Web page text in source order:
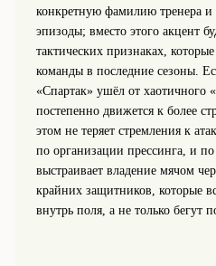
конкретную фамилию тренера и
эпизоды; вместо этого акцент
тактических признаках,
команды в последние сезоны.
«Спартак» ушёл от хаотичного
постепенно движется к более
этом не теряет стремления к
по организации прессинга, и
выстраивает владение мячом
крайних защитников, которые
внутрь поля, а не только бегут